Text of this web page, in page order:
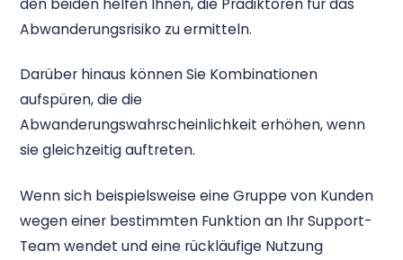
den beiden helfen Ihnen, die Prädiktoren für das
Abwanderungsrisiko zu ermitteln.
Darüber hinaus können Sie Kombinationen
aufspüren, die die
Abwanderungswahrscheinlichkeit erhöhen, wenn
sie gleichzeitig auftreten.
Wenn sich beispielsweise eine Gruppe von Kunden
wegen einer bestimmten Funktion an Ihr Support-
Team wendet und eine rückläufige Nutzung